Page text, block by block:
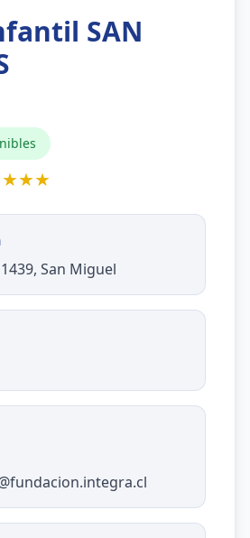
SAN
San Miguel